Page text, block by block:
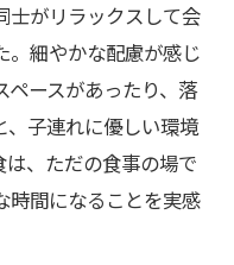
士がリラックスして会
。細やかな配慮が感じ
ペースがあったり、落
、子連れに優しい環境
、ただの食事の場で
時間になることを実感